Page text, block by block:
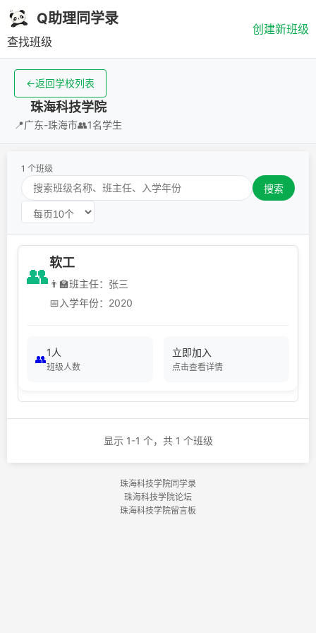
Q助理同学录
查找班级
创建新班级
←返回学校列表
珠海科技学院
📍广东-珠海市👥1名学生
1 个班级
搜索
👥软工
👨‍🏫班主任：张三
📅 入学年份：2020
👥1人
班级人数
立即加入
点击查看详情
显示 1-1 个，共 1 个班级
珠海科技学院同学录
珠海科技学院论坛
珠海科技学院留言板